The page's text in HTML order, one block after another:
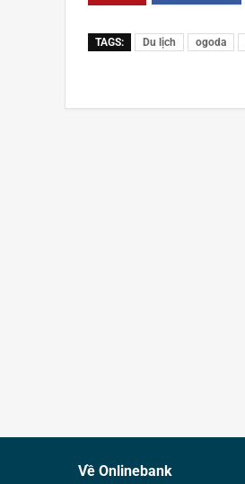
TAGS: Du lịch ogoda
Về Onlinebank